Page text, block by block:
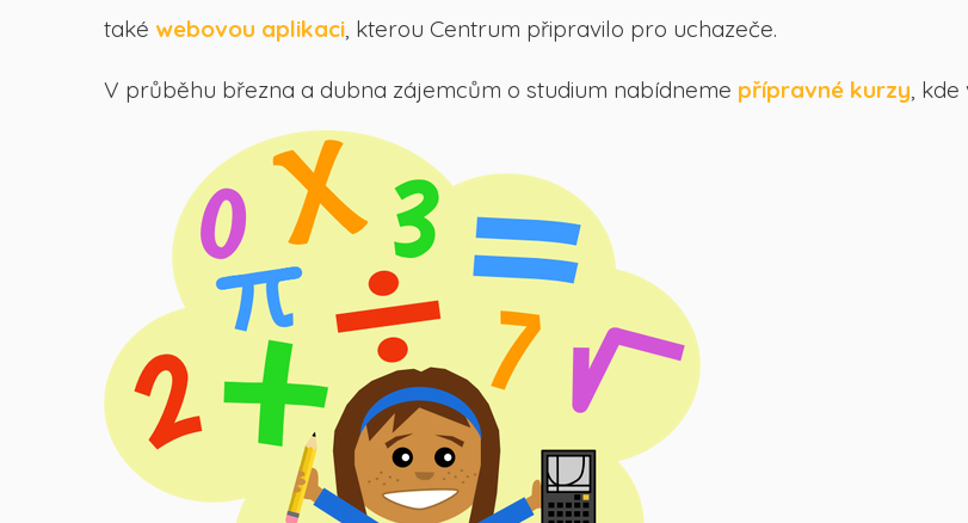
také webovou aplikaci, kterou Centrum připravilo pro uchazeče.
V průběhu března a dubna zájemcům o studium nabídneme přípravné kurzy,